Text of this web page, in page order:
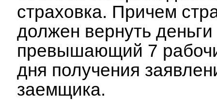
страховка. Причем
должен вернуть
превышающий 7
дня получения
заемщика.